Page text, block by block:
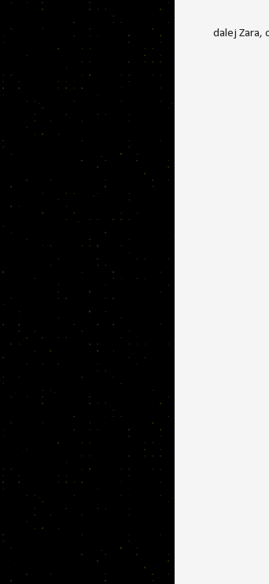
dalej Zara,